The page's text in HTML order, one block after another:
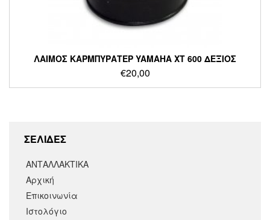
ΛΑΙΜΟΣ ΚΑΡΜΠΥΡΑΤΕΡ YAMAHA XT 600 ΔΕΞΙΟΣ
€20,00
ΣΕΛΙΔΕΣ
ΑΝΤΑΛΛΑΚΤΙΚΑ
Αρχική
Επικοινωνία
Ιστολόγιο